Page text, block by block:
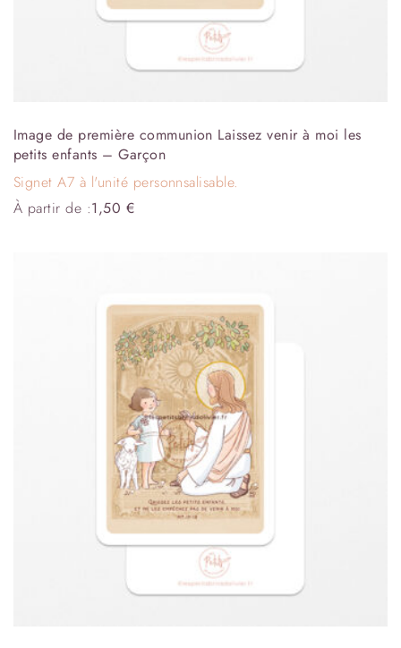
Image de première communion Laissez venir à moi les
petits enfants – Garçon
Signet A7 à l'unité personnsalisable.
À partir de :1,50 €